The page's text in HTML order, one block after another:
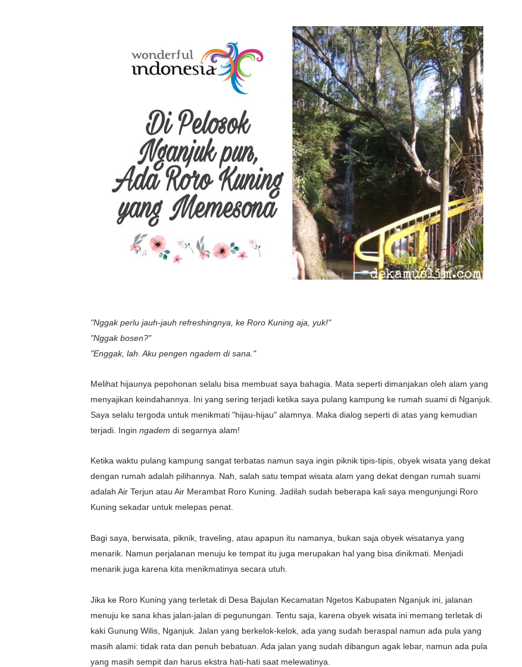
"Nggak perlu jauh-jauh refreshingnya, ke Roro Kuning aja, yuk!"
"Nggak bosen?"
"Enggak, lah. Aku pengen ngadem di sana."
Melihat hijaunya pepohonan selalu bisa membuat saya bahagia. Mata seperti dimanjakan oleh alam yang
menyajikan keindahannya. Ini yang sering terjadi ketika saya pulang kampung ke rumah suami di Nganjuk.
Saya selalu tergoda untuk menikmati "hijau-hijau" alamnya. Maka dialog seperti di atas yang kemudian
terjadi. Ingin ngadem di segarnya alam!
Ketika waktu pulang kampung sangat terbatas namun saya ingin piknik tipis-tipis, obyek wisata yang dekat
dengan rumah adalah pilihannya. Nah, salah satu tempat wisata alam yang dekat dengan rumah suami
adalah Air Terjun atau Air Merambat Roro Kuning. Jadilah sudah beberapa kali saya mengunjungi Roro
Kuning sekadar untuk melepas penat.
Bagi saya, berwisata, piknik, traveling, atau apapun itu namanya, bukan saja obyek wisatanya yang
menarik. Namun perjalanan menuju ke tempat itu juga merupakan hal yang bisa dinikmati. Menjadi
menarik juga karena kita menikmatinya secara utuh.
Jika ke Roro Kuning yang terletak di Desa Bajulan Kecamatan Ngetos Kabupaten Nganjuk ini, jalanan
menuju ke sana khas jalan-jalan di pegunungan. Tentu saja, karena obyek wisata ini memang terletak di
kaki Gunung Wilis, Nganjuk. Jalan yang berkelok-kelok, ada yang sudah beraspal namun ada pula yang
masih alami: tidak rata dan penuh bebatuan. Ada jalan yang sudah dibangun agak lebar, namun ada pula
yang masih sempit dan harus ekstra hati-hati saat melewatinya.